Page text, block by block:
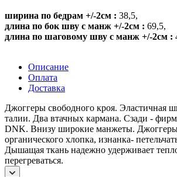
ширина по бедрам +/-2см : 38,5,
длина по бок шву с манж +/-2см : 69,5,
длина по шаговому шву с манж +/-2см :
Описание
Оплата
Доставка
Джоггеры свободного кроя. Эластичная
талии. Два втачных кармана. Сзади -
DNK. Внизу широкие манжеты.
органического хлопка, изнанка-
Дышащая ткань надежно удерживает
перегреваться.